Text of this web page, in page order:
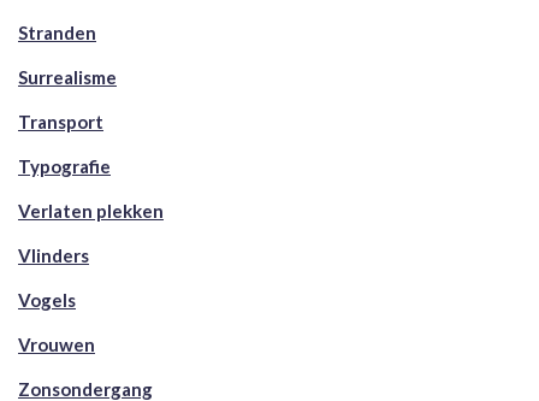
Stranden
Surrealisme
Transport
Typografie
Verlaten plekken
Vlinders
Vogels
Vrouwen
Zonsondergang